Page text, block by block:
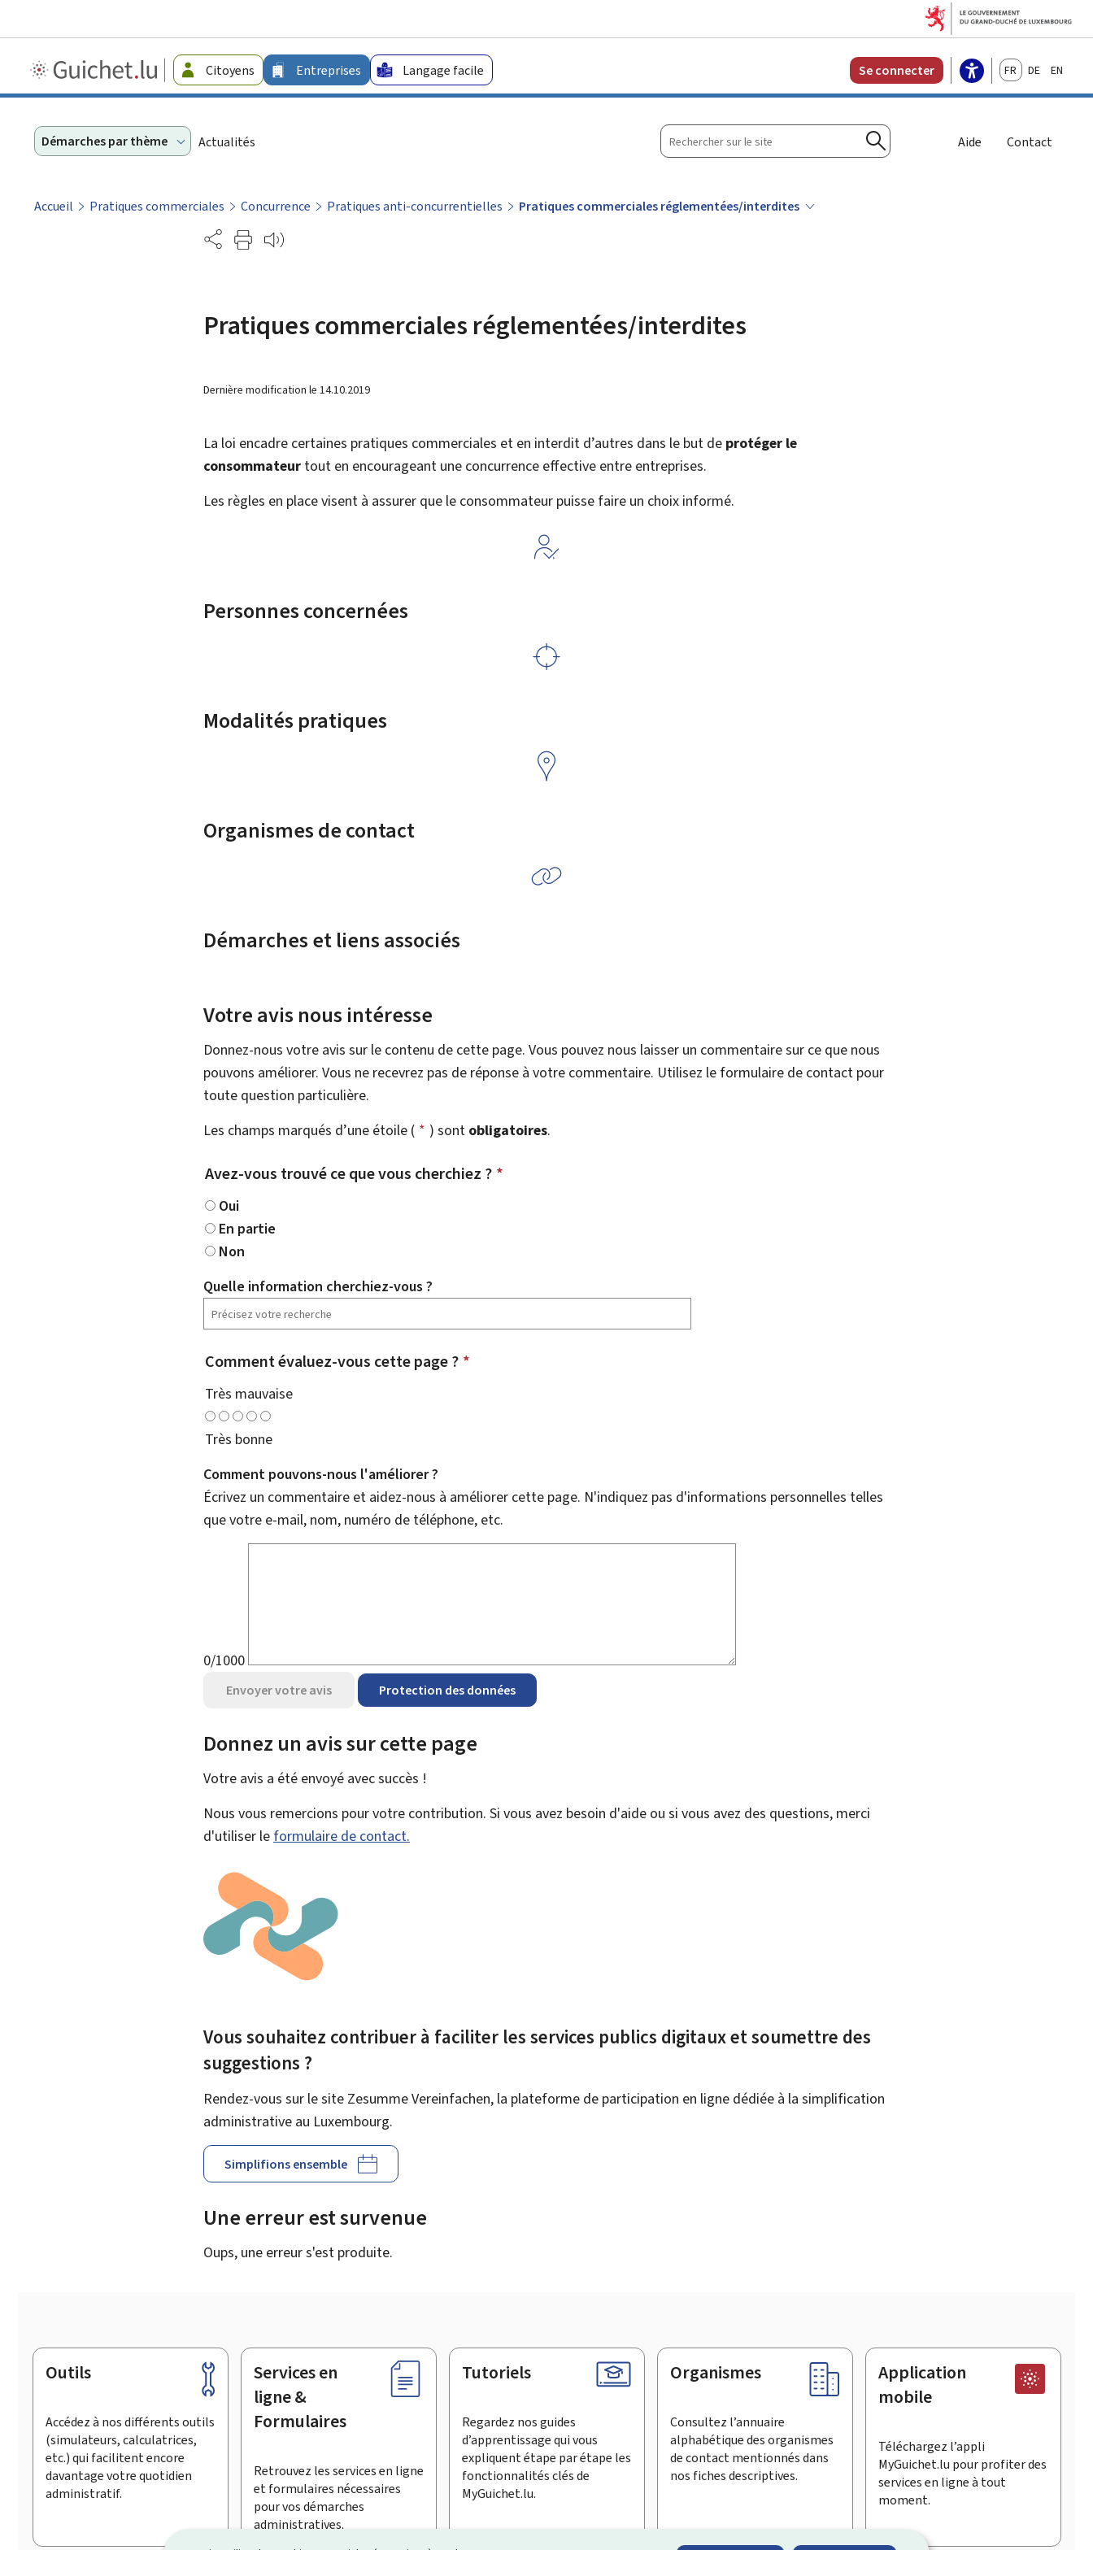
Guichet.lu
-
Citoyens Entreprises Langage facile Se connecter FrançaisDeutschEnglish
Démarches par thème Actualités
Rechercher
sur
site
Rechercher
Aide Contact
Accueil Pratiques commerciales Concurrence Pratiques anti-concurrentielles
Pratiques commerciales réglementées/interdites
Partage
Pratiques commerciales réglementées/interdites
Dernière modification le 14.10.2019
La loi encadre certaines pratiques commerciales et en interdit d’autres dans le but de protéger le
consommateur tout en encourageant une concurrence effective entre entreprises.
Les règles en place visent à assurer que le consommateur puisse faire un choix informé.
Personnes concernées
Modalités pratiques
Organismes de contact
Démarches et liens associés
Votre avis nous intéresse
Donnez-nous votre avis sur le contenu de cette page. Vous pouvez nous laisser un commentaire sur ce que nous
pouvons améliorer. Vous ne recevrez pas de réponse à votre commentaire. Utilisez le formulaire de contact pour
toute question particulière.
Les champs marqués d’une étoile ( * ) sont obligatoires.
Avez-vous trouvé ce que vous cherchiez ? *
Oui
En partie
Non
Quelle information cherchiez-vous ?
Comment évaluez-vous cette page ? *
Très mauvaise
Très bonne
Comment pouvons-nous l'améliorer ?
Écrivez un commentaire et aidez-nous à améliorer cette page. N'indiquez pas d'informations personnelles telles
que votre e-mail, nom, numéro de téléphone, etc.
0/1000
Envoyer votre avis Protection des données
Donnez un avis sur cette page
Votre avis a été envoyé avecsuccès !
Nous vous remercions pour votre contribution. Si vous avez besoin d'aide ou si vous avez des questions, merci
d'utiliser le formulaire de contact.
Vous souhaitez contribuer à faciliter les services publics digitaux et soumettre des
suggestions ?
Rendez-vous sur le site Zesumme Vereinfachen, la plateforme de participation en ligne dédiée à la simplification
administrative au Luxembourg.
Simplifions ensemble
Une erreur est survenue
Oups, une erreur s'est produite.
Pied
page
Outils
Accédez à nos différents outils
(simulateurs, calculatrices,
etc.) qui facilitent encore
davantage votre quotidien
administratif.
Services en
ligne &
Formulaires
Retrouvez les services en ligne
et formulaires nécessaires
pour vos démarches
administratives.
Tutoriels
Regardez nos guides
d’apprentissage qui vous
expliquent étape par étape les
fonctionnalités clés de
MyGuichet.lu.
Organismes
Consultez l’annuaire
alphabétique des organismes
de contact mentionnés dans
nos fiches descriptives.
Application
mobile
Téléchargez l’appli
MyGuichet.lu pour profiter des
services en ligne à tout
moment.